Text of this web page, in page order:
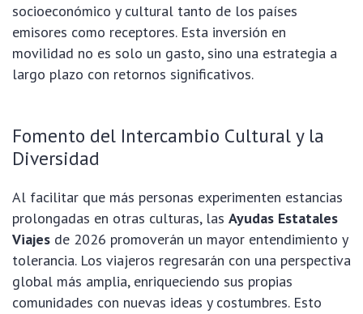
socioeconómico y cultural tanto de los países
emisores como receptores. Esta inversión en
movilidad no es solo un gasto, sino una estrategia a
largo plazo con retornos significativos.
Fomento del Intercambio Cultural y la
Diversidad
Al facilitar que más personas experimenten estancias
prolongadas en otras culturas, las Ayudas Estatales
Viajes de 2026 promoverán un mayor entendimiento y
tolerancia. Los viajeros regresarán con una perspectiva
global más amplia, enriqueciendo sus propias
comunidades con nuevas ideas y costumbres. Esto